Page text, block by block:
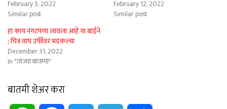
February 5, 2022
Similar post
February 12, 2022
Similar post
हा काय नंगटपणा लावला आहे या बाईने
; चित्र वाघ उर्फीवर भडकल्या
December 31, 2022
In "ताज्या बातम्या"
बातमी शेअर करा